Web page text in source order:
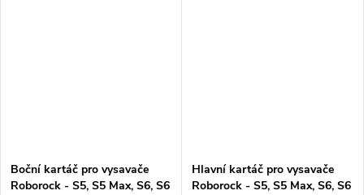
Boční kartáč pro vysavače
Roborock - S5, S5 Max, S6, S6
Hlavní kartáč pro vysavače
Roborock - S5, S5 Max, S6, S6